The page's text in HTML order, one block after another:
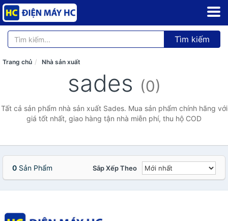
Tìm kiếm
Trang chủ Nhà sản xuất
sades (0)
Tất cả sản phẩm nhà sản xuất Sades. Mua sản phẩm chính hãng với
giá tốt nhất, giao hàng tận nhà miễn phí, thu hộ COD
0 Sản Phẩm Sắp Xếp Theo